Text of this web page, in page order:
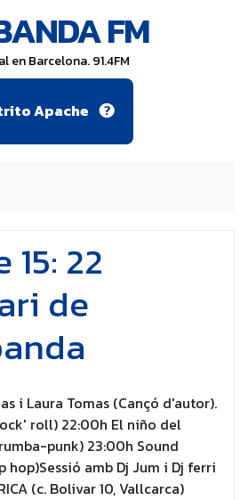
FM
en Barcelona. 91.4FM
Apache
22
de
i Laura Tomas (Cançó d'autor).
roll) 22:00h El niño del
punk) 23:00h Sound
amb Dj Jum i Dj ferri
(c. Bolivar 10, Vallcarca)